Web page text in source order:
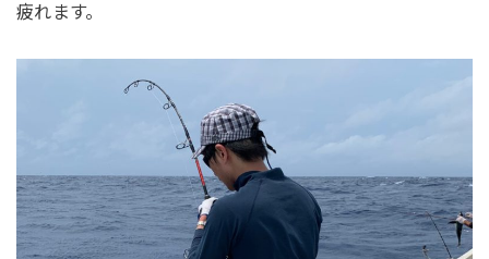
疲れます。